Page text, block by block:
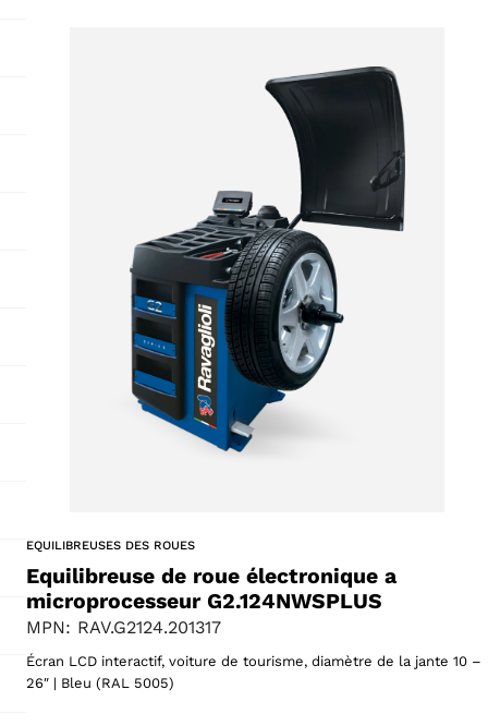
EQUILIBREUSES DES ROUES
Equilibreuse de roue électronique a
microprocesseur G2.124NWSPLUS
MPN: RAV.G2124.201317
Écran LCD interactif, voiture de tourisme, diamètre de la jante 10 –
26″ | Bleu (RAL 5005)
Choisissez votre langue